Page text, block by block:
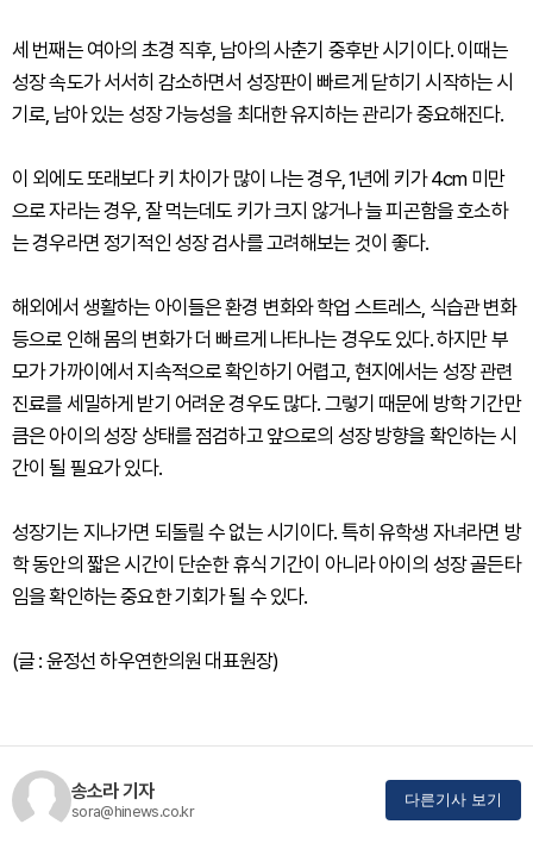
세 번째는 여아의 초경 직후, 남아의 사춘기 중후반 시기이다. 이때는
성장 속도가 서서히 감소하면서 성장판이 빠르게 닫히기 시작하는 시
기로, 남아 있는 성장 가능성을 최대한 유지하는 관리가 중요해진다.
이 외에도 또래보다 키 차이가 많이 나는 경우, 1년에 키가 4cm 미만
으로 자라는 경우, 잘 먹는데도 키가 크지 않거나 늘 피곤함을 호소하
는 경우라면 정기적인 성장 검사를 고려해보는 것이 좋다.
해외에서 생활하는 아이들은 환경 변화와 학업 스트레스, 식습관 변화
등으로 인해 몸의 변화가 더 빠르게 나타나는 경우도 있다. 하지만 부
모가 가까이에서 지속적으로 확인하기 어렵고, 현지에서는 성장 관련
진료를 세밀하게 받기 어려운 경우도 많다. 그렇기 때문에 방학 기간만
큼은 아이의 성장 상태를 점검하고 앞으로의 성장 방향을 확인하는 시
간이 될 필요가 있다.
성장기는 지나가면 되돌릴 수 없는 시기이다. 특히 유학생 자녀라면 방
학 동안의 짧은 시간이 단순한 휴식 기간이 아니라 아이의 성장 골든타
임을 확인하는 중요한 기회가 될 수 있다.
(글 : 윤정선 하우연한의원 대표원장)
송소라 기자
sora@hinews.co.kr
다른기사 보기